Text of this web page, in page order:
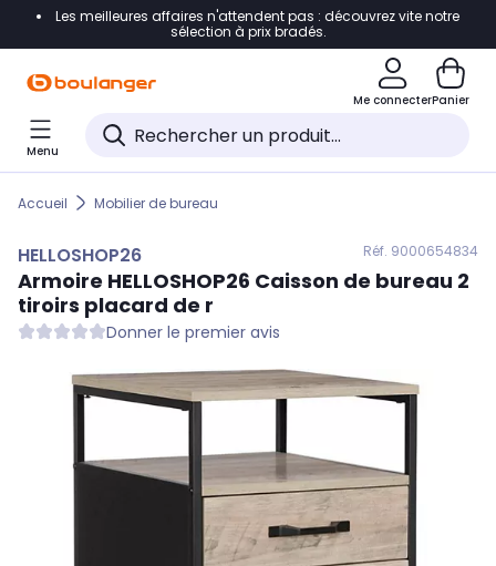
Accéder directement à la navigation
Accéder directement au pied de page
Accéder directement au chatbot
Les meilleures affaires n'attendent pas : découvrez vite notre
sélection à prix bradés.
Me connecterPanier
Menu
Accueil Mobilier de bureau
HELLOSHOP26 Réf. 9000654834
Armoire HELLOSHOP26 Caisson de bureau 2
tiroirs placard de r
Donner le premier avis